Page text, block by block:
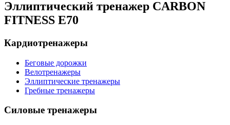
Эллиптический тренажер CARBON
FITNESS E70
Кардиотренажеры
Беговые дорожки
Велотренажеры
Эллиптические тренажеры
Гребные тренажеры
Силовые тренажеры